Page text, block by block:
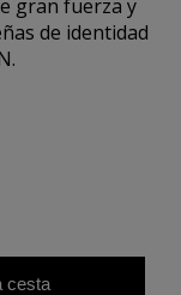
gran fuerza y
de identidad
cesta